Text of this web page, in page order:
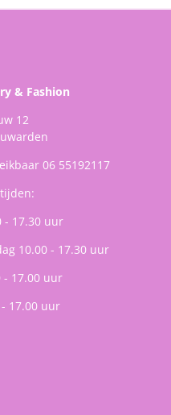
& Fashion
12
06 55192117
- 17.30 uur
10.00 - 17.30 uur
- 17.00 uur
17.00 uur